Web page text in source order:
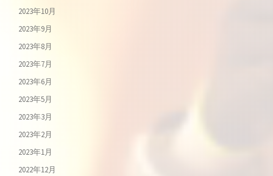
2023年10月
2023年9月
2023年8月
2023年7月
2023年6月
2023年5月
2023年3月
2023年2月
2023年1月
2022年12月